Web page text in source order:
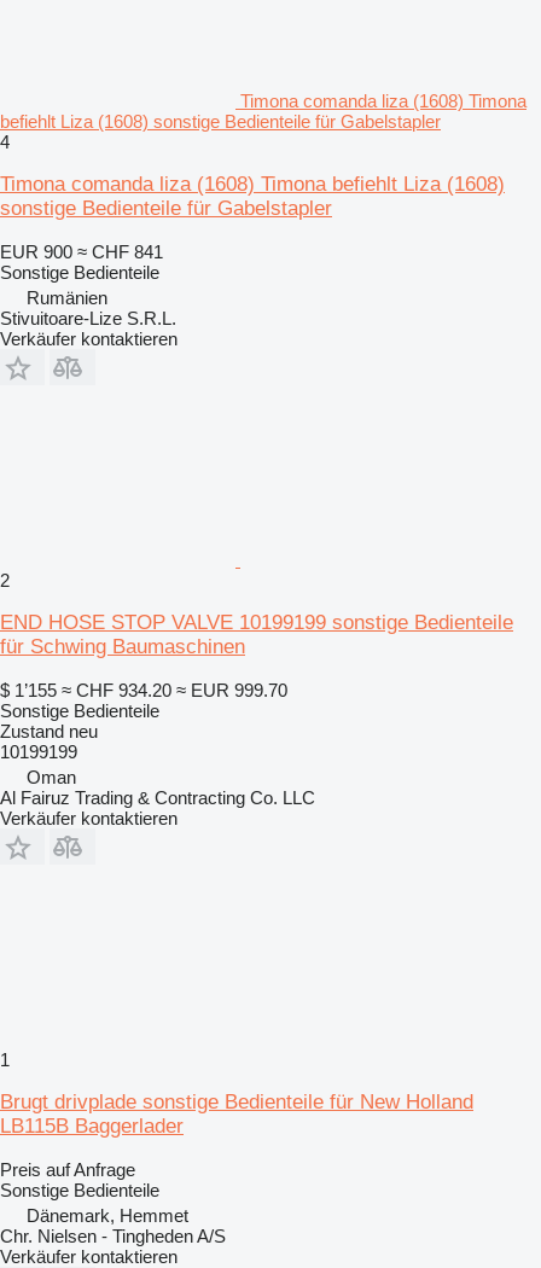
Timona comanda liza (1608) Timona
befiehlt Liza (1608) sonstige Bedienteile für Gabelstapler
4
Timona comanda liza (1608) Timona befiehlt Liza (1608)
sonstige Bedienteile für Gabelstapler
EUR 900 ≈ CHF 841
Sonstige Bedienteile
Rumänien
Stivuitoare-Lize S.R.L.
Verkäufer kontaktieren
2
END HOSE STOP VALVE 10199199 sonstige Bedienteile
für Schwing Baumaschinen
$ 1’155 ≈ CHF 934.20 ≈ EUR 999.70
Sonstige Bedienteile
Zustand neu
10199199
Oman
Al Fairuz Trading & Contracting Co. LLC
Verkäufer kontaktieren
1
Brugt drivplade sonstige Bedienteile für New Holland
LB115B Baggerlader
Preis auf Anfrage
Sonstige Bedienteile
Dänemark, Hemmet
Chr. Nielsen - Tingheden A/S
Verkäufer kontaktieren